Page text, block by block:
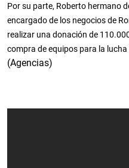
Por su parte, Roberto hermano
encargado de los negocios de
realizar una donación de
compra de equipos para la
(Agencias)